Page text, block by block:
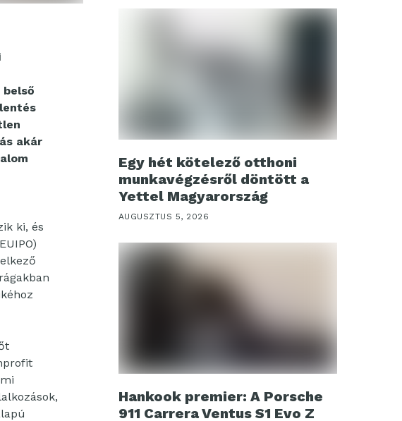
akár
ki, és
Egy hét kötelező otthoni
munkavégzésről döntött a
Yettel Magyarország
AUGUSZTUS 5, 2026
Hankook premier: A Porsche
911 Carrera Ventus S1 Evo Z